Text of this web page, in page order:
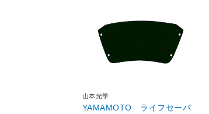
山本光学
YAMAMOTO ライフセーバ